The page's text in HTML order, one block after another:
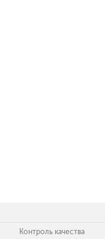
Контроль качества